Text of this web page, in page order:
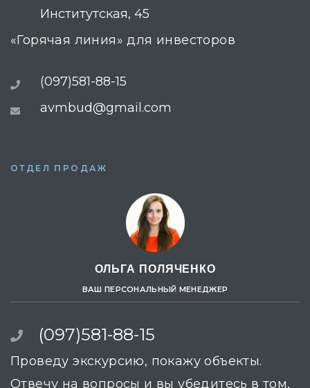
Институтская, 45
«Горячая линия» для инвесторов
(097)581-88-15
avmbud@gmail.com
ОТДЕЛ ПРОДАЖ
ОЛЬГА ПОЛЯЧЕНКО
ВАШ ПЕРСОНАЛЬНЫЙ МЕНЕДЖЕР
(097)581-88-15
Проведу экскурсию, покажу объекты.
Отвечу на вопросы и вы убедитесь в том,